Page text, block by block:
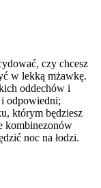
czy chcesz
w lekką mżawkę.
oddechów i
odpowiedni;
którym będziesz
kombinezonów
noc na łodzi.